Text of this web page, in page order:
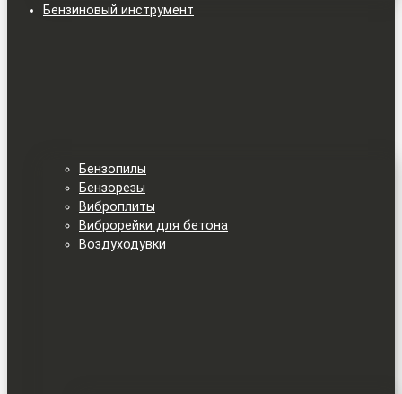
Бензиновый инструмент
Бензопилы
Бензорезы
Виброплиты
Виброрейки для бетона
Воздуходувки